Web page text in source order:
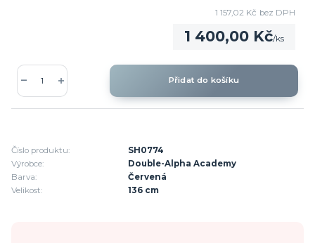
1 400,00 Kč/ks
1 157,02 Kč bez DPH
Přidat do košíku
Číslo produktu:
SH0774
Výrobce:
Double-Alpha Academy
Barva:
Červená
Velikost:
136 cm